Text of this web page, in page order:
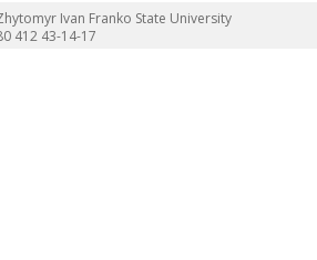
Ivan Franko State University
412 43-14-17